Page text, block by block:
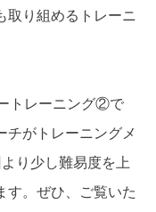
取り組めるトレーニ
トレーニング②で
チがトレーニングメ
り少し難易度を上
す。ぜひ、ご覧いた